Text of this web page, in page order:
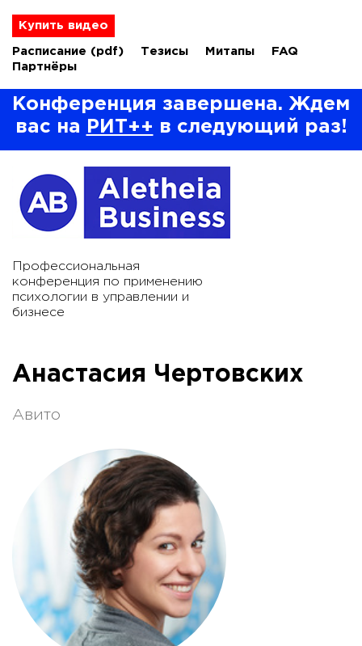
Купить видео
Расписание (pdf) Тезисы Митапы
FAQ
Партнёры
Конференция завершена. Ждем
вас на
РИТ++ в следующий раз!
Профессиональная
конференция по применению
психологии в управлении и
бизнесе
Анастасия Чертовских
Авито